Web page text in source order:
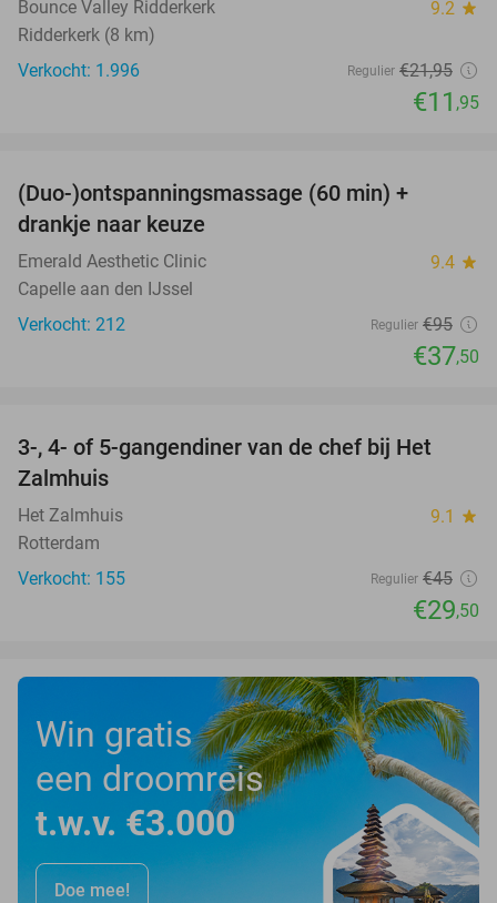
Bounce Valley Ridderkerk 9.2 star
Ridderkerk (8 km)
Verkocht: 1.996
Regulier €21,95
€11 ,95
(Duo-)ontspanningsmassage (60 min) +
drankje naar keuze
Emerald Aesthetic Clinic 9.4 star
Capelle aan den IJssel
Verkocht: 212
Regulier €95
€37,50
34%
3-, 4- of 5-gangendiner van de chef bij Het
Zalmhuis
Het Zalmhuis 9.1 star
Rotterdam
Verkocht: 155
Regulier €45
€29,50
Win gratis
een droomreis
t.w.v. €3.000
Doe mee!